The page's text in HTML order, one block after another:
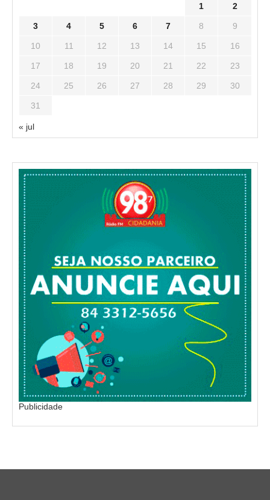
1 2
3 4 5 6 7 8 9
10 11 12 13 14 15 16
17 18 19 20 21 22 23
24 25 26 27 28 29 30
31
« jul
Publicidade